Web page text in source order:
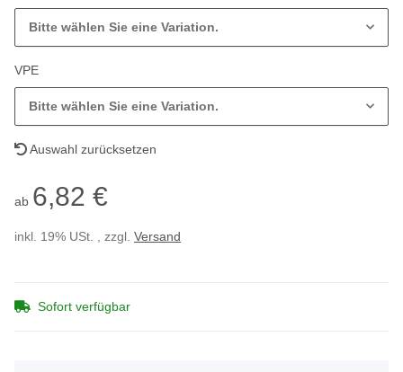
Bitte wählen Sie eine Variation.
VPE
Bitte wählen Sie eine Variation.
Auswahl zurücksetzen
ab 6,82 €
inkl. 19% USt. , zzgl. Versand
Sofort verfügbar